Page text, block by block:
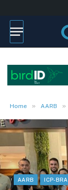
Home » AARB »
AARB ICP-